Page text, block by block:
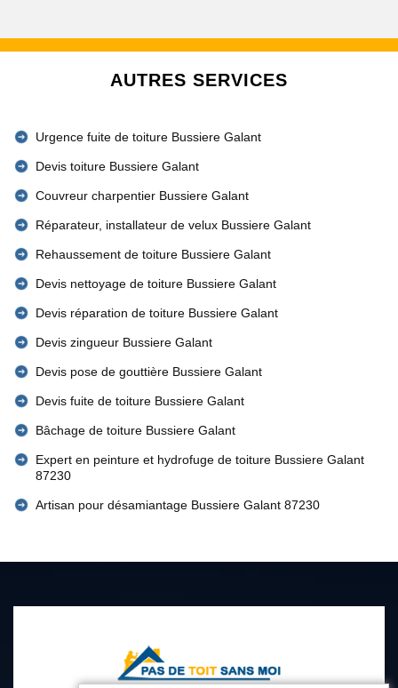
AUTRES SERVICES
Urgence fuite de toiture Bussiere Galant
Devis toiture Bussiere Galant
Couvreur charpentier Bussiere Galant
Réparateur, installateur de velux Bussiere Galant
Rehaussement de toiture Bussiere Galant
Devis nettoyage de toiture Bussiere Galant
Devis réparation de toiture Bussiere Galant
Devis zingueur Bussiere Galant
Devis pose de gouttière Bussiere Galant
Devis fuite de toiture Bussiere Galant
Bâchage de toiture Bussiere Galant
Expert en peinture et hydrofuge de toiture Bussiere Galant
87230
Artisan pour désamiantage Bussiere Galant 87230